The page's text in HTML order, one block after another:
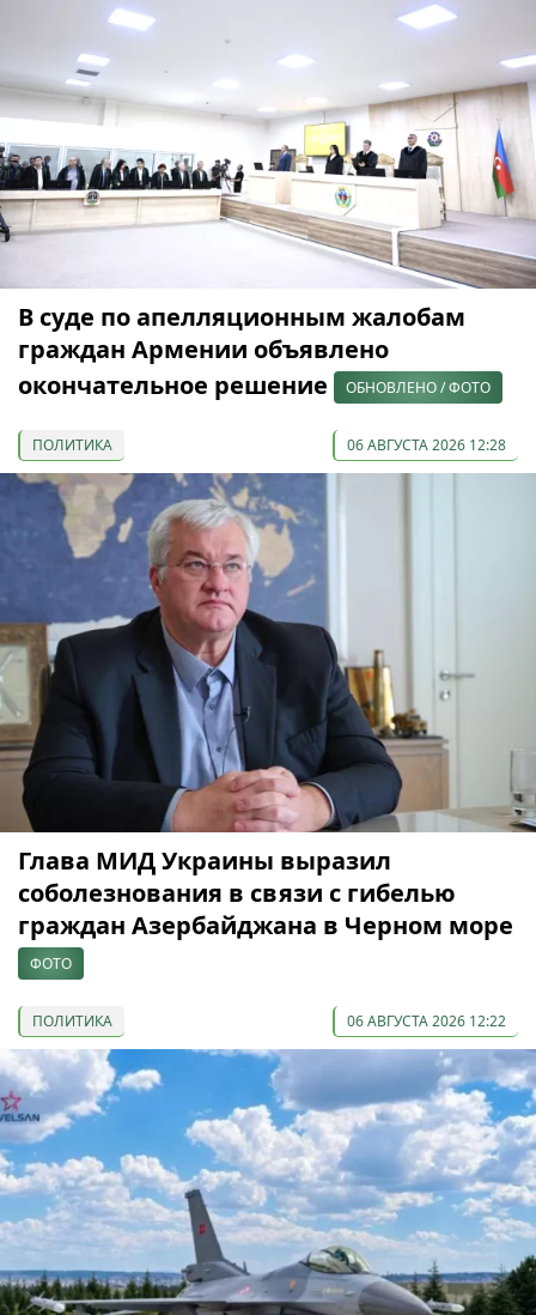
В суде по апелляционным жалобам
граждан Армении объявлено
окончательное решение
ОБНОВЛЕНО / ФОТО
ПОЛИТИКА 06 АВГУСТА 2026 12:28
Глава МИД Украины выразил
соболезнования в связи с гибелью
граждан Азербайджана в Черном море
ФОТО
ПОЛИТИКА 06 АВГУСТА 2026 12:22